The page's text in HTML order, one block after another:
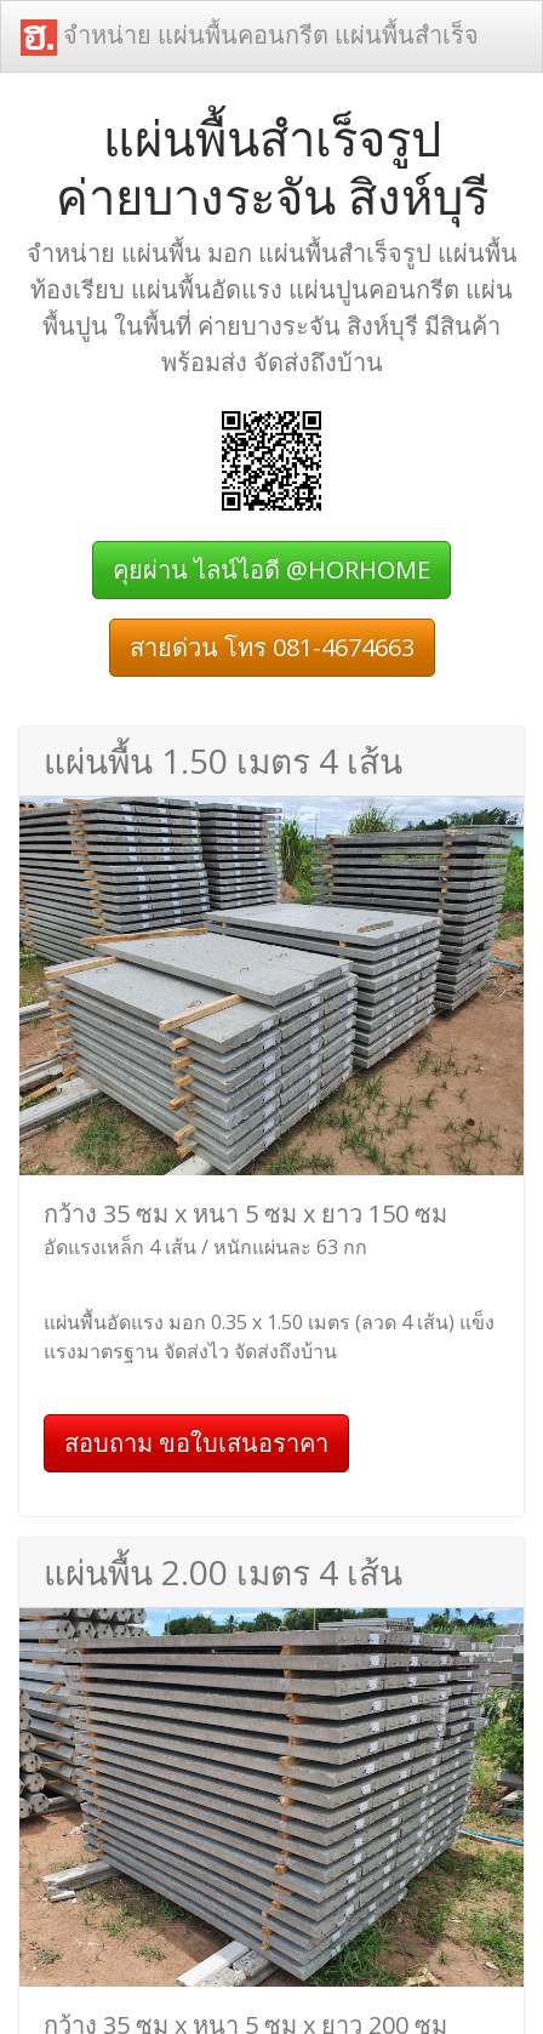
จำหน่าย แผ่นพื้นคอนกรีต แผ่นพื้นสำเร็จ
แผ่นพื้นสำเร็จรูป
ค่ายบางระจัน สิงห์บุรี
จำหน่าย แผ่นพื้น มอก แผ่นพื้นสำเร็จรูป แผ่นพื้น
ท้องเรียบ แผ่นพื้นอัดแรง แผ่นปูนคอนกรีต แผ่น
พื้นปูน ในพื้นที่ ค่ายบางระจัน สิงห์บุรี มีสินค้า
พร้อมส่ง จัดส่งถึงบ้าน
คุยผ่าน ไลน์ไอดี @HORHOME
สายด่วน โทร 081-4674663
แผ่นพื้น 1.50 เมตร 4 เส้น
กว้าง 35 ซม x หนา 5 ซม x ยาว 150 ซม
อัดแรงเหล็ก 4 เส้น / หนักแผ่นละ 63 กก
แผ่นพื้นอัดแรง มอก 0.35 x 1.50 เมตร (ลวด 4 เส้น) แข็ง
แรงมาตรฐาน จัดส่งไว จัดส่งถึงบ้าน
สอบถาม ขอใบเสนอราคา
แผ่นพื้น 2.00 เมตร 4 เส้น
กว้าง 35 ซม x หนา 5 ซม x ยาว 200 ซม